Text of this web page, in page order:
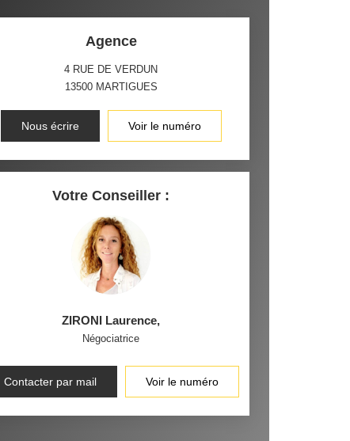
Agence
4 RUE DE VERDUN
13500 MARTIGUES
Nous écrire Voir le numéro
Votre Conseiller :
ZIRONI Laurence,
Négociatrice
Contacter par mail Voir le numéro